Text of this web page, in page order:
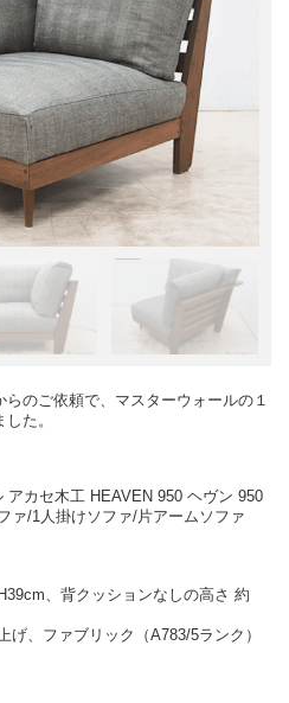
のご依頼で、マスターウォールの１
た。
アカセ木工 HEAVEN 950 ヘヴン 950
ァ/1人掛けソファ/片アームソファ
、背クッションなしの高さ 約
、ファブリック（A783/5ランク）